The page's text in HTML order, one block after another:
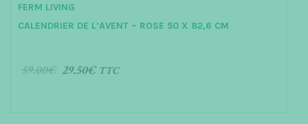
o
t
FERM LIVING
CALENDRIER DE L’AVENT – ROSE 50 X 82,6 CM
59.00€ 29.50€ TTC